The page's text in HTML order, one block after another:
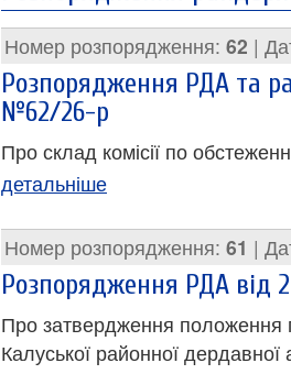
Номер розпорядження: 62 |
Розпорядження РДА та
№62/26-р
Про склад комісії по
детальніше
Номер розпорядження: 61 |
Розпорядження РДА від
Про затвердження положення
Калуської районної дердавної